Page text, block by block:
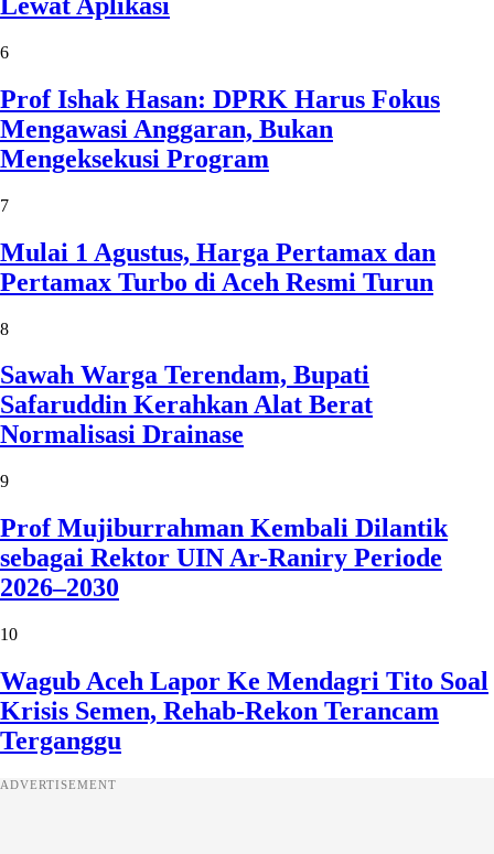
6
Prof Ishak Hasan: DPRK Harus Fokus
Mengawasi Anggaran, Bukan
Mengeksekusi Program
7
Mulai 1 Agustus, Harga Pertamax dan
Pertamax Turbo di Aceh Resmi Turun
8
Sawah Warga Terendam, Bupati
Safaruddin Kerahkan Alat Berat
Normalisasi Drainase
9
Prof Mujiburrahman Kembali Dilantik
sebagai Rektor UIN Ar-Raniry Periode
2026–2030
10
Wagub Aceh Lapor Ke Mendagri Tito Soal
Krisis Semen, Rehab-Rekon Terancam
Terganggu
ADVERTISEMENT